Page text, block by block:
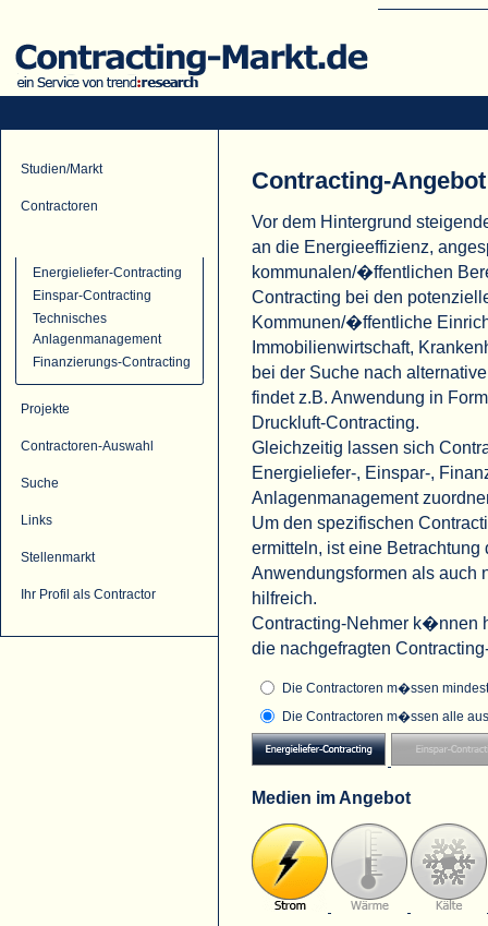
Studien/Markt
Contractoren
Energieliefer-Contracting
Einspar-Contracting
Technisches
Anlagenmanagement
Finanzierungs-Contracting
Projekte
Contractoren-Auswahl
Suche
Links
Stellenmarkt
Ihr Profil als Contractor
Contracting-Angebot
Vor dem Hintergrund
an die Energieeffizienz,
kommunalen/�ffentlichen
Contracting bei den
Kommunen/�ffentliche
Immobilienwirtschaft,
bei der Suche nach
findet z.B. Anwendung in
Druckluft-Contracting.
Gleichzeitig lassen sich
Energieliefer-, Einspar-,
Anlagenmanagement
Um den spezifischen
ermitteln, ist eine
Anwendungsformen als auch
hilfreich.
Contracting-Nehmer k�nnen
die nachgefragten
Die Contractoren m�ssen
Die Contractoren m�ssen alle
Medien im Angebot